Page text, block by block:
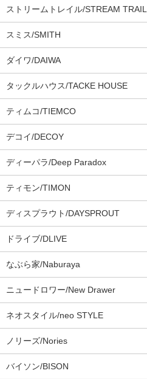
ストリームトレイル/STREAM TRAIL
スミス/SMITH
ダイワ/DAIWA
タックルハウス/TACKE HOUSE
ティムコ/TIEMCO
デコイ/DECOY
ディーパラ/Deep Paradox
ティモン/TIMON
ディスプラウト/DAYSPROUT
ドライブ/DLIVE
なぶら家/Naburaya
ニュードロワー/New Drawer
ネオスタイル/neo STYLE
ノリーズ/Nories
バイソン/BISON